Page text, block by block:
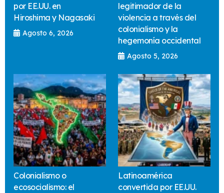
por EE.UU. en
Hiroshima y Nagasaki
Agosto 6, 2026
legitimador de la
violencia a través del
colonialismo y la
hegemonía occidental
Agosto 5, 2026
Colonialismo o
ecosocialismo: el
Latinoamérica
convertida por EE.UU.